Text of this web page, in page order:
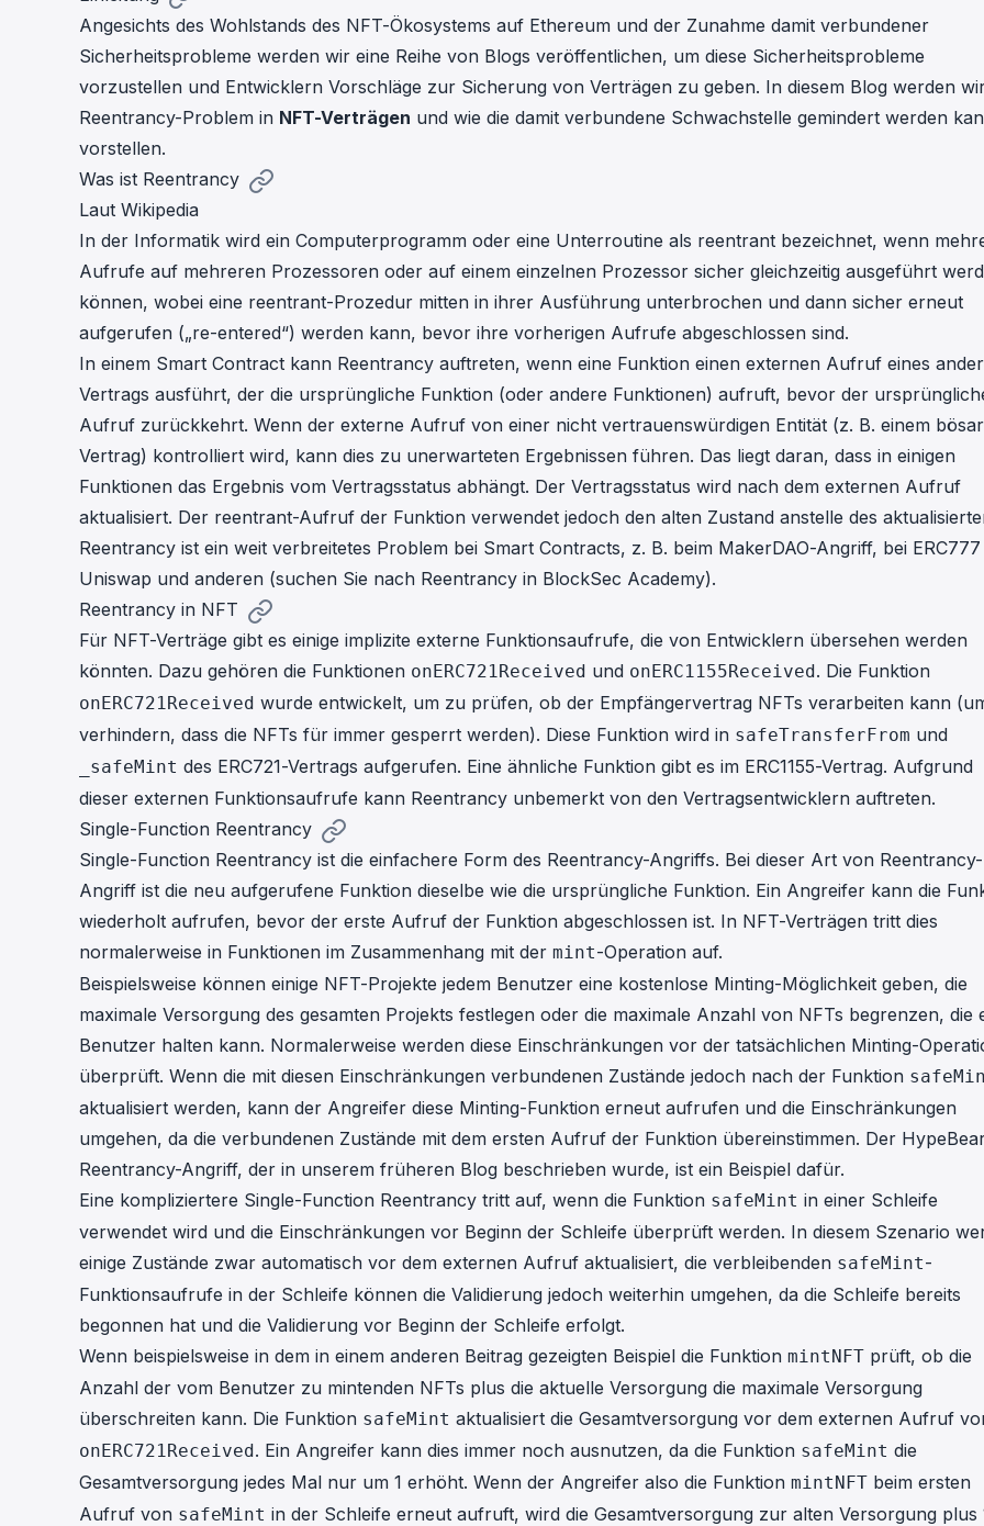
Visualize, simulate, and debug on-
chain transactions with an intuitive
chain investigations.
Crypto AML API
Address labels, risk scoring, and
Angesichts des Wohlstands des NFT-Ökosystems auf Ethereum und der Zunahme damit verbundener
Sicherheitsprobleme werden wir eine Reihe von Blogs veröffentlichen, um diese Sicherheitsprobleme
vorzustellen und Entwicklern Vorschläge zur Sicherung von Verträgen zu geben. In diesem Blog werden
Reentrancy-Problem in NFT-Verträgen und wie die damit verbundene Schwachstelle gemindert werden
vorstellen.
Was ist Reentrancy
Laut Wikipedia
In der Informatik wird ein Computerprogramm oder eine Unterroutine als reentrant bezeichnet, wenn
Aufrufe auf mehreren Prozessoren oder auf einem einzelnen Prozessor sicher gleichzeitig ausgeführt
können, wobei eine reentrant-Prozedur mitten in ihrer Ausführung unterbrochen und dann sicher erneut
aufgerufen („re-entered“) werden kann, bevor ihre vorherigen Aufrufe abgeschlossen sind.
In einem Smart Contract kann Reentrancy auftreten, wenn eine Funktion einen externen Aufruf eines
Vertrags ausführt, der die ursprüngliche Funktion (oder andere Funktionen) aufruft, bevor der
Aufruf zurückkehrt. Wenn der externe Aufruf von einer nicht vertrauenswürdigen Entität (z. B. einem
Vertrag) kontrolliert wird, kann dies zu unerwarteten Ergebnissen führen. Das liegt daran, dass in einigen
Funktionen das Ergebnis vom Vertragsstatus abhängt. Der Vertragsstatus wird nach dem externen Aufruf
aktualisiert. Der reentrant-Aufruf der Funktion verwendet jedoch den alten Zustand anstelle des
Reentrancy ist ein weit verbreitetes Problem bei Smart Contracts, z. B. beim MakerDAO-Angriff, bei
Uniswap und anderen (suchen Sie nach Reentrancy in BlockSec Academy).
Reentrancy in NFT
Für NFT-Verträge gibt es einige implizite externe Funktionsaufrufe, die von Entwicklern übersehen werden
könnten. Dazu gehören die Funktionen onERC721Received und onERC1155Received. Die Funktion
onERC721Received wurde entwickelt, um zu prüfen, ob der Empfängervertrag NFTs verarbeiten kann
verhindern, dass die NFTs für immer gesperrt werden). Diese Funktion wird in safeTransferFrom und
_safeMint des ERC721-Vertrags aufgerufen. Eine ähnliche Funktion gibt es im ERC1155-Vertrag. Aufgrund
dieser externen Funktionsaufrufe kann Reentrancy unbemerkt von den Vertragsentwicklern auftreten.
Single-Function Reentrancy
Single-Function Reentrancy ist die einfachere Form des Reentrancy-Angriffs. Bei dieser Art von Reentrancy-
Angriff ist die neu aufgerufene Funktion dieselbe wie die ursprüngliche Funktion. Ein Angreifer kann die
wiederholt aufrufen, bevor der erste Aufruf der Funktion abgeschlossen ist. In NFT-Verträgen tritt dies
normalerweise in Funktionen im Zusammenhang mit der mint-Operation auf.
Beispielsweise können einige NFT-Projekte jedem Benutzer eine kostenlose Minting-Möglichkeit geben, die
maximale Versorgung des gesamten Projekts festlegen oder die maximale Anzahl von NFTs begrenzen, die
Benutzer halten kann. Normalerweise werden diese Einschränkungen vor der tatsächlichen Minting-
überprüft. Wenn die mit diesen Einschränkungen verbundenen Zustände jedoch nach der Funktion
aktualisiert werden, kann der Angreifer diese Minting-Funktion erneut aufrufen und die Einschränkungen
umgehen, da die verbundenen Zustände mit dem ersten Aufruf der Funktion übereinstimmen. Der
Reentrancy-Angriff, der in unserem früheren Blog beschrieben wurde, ist ein Beispiel dafür.
Eine kompliziertere Single-Function Reentrancy tritt auf, wenn die Funktion safeMint in einer Schleife
verwendet wird und die Einschränkungen vor Beginn der Schleife überprüft werden. In diesem Szenario
einige Zustände zwar automatisch vor dem externen Aufruf aktualisiert, die verbleibenden safeMint-
Funktionsaufrufe in der Schleife können die Validierung jedoch weiterhin umgehen, da die Schleife bereits
begonnen hat und die Validierung vor Beginn der Schleife erfolgt.
Wenn beispielsweise in dem in einem anderen Beitrag gezeigten Beispiel die Funktion mintNFT prüft, ob die
Anzahl der vom Benutzer zu mintenden NFTs plus die aktuelle Versorgung die maximale Versorgung
überschreiten kann. Die Funktion safeMint aktualisiert die Gesamtversorgung vor dem externen Aufruf
onERC721Received. Ein Angreifer kann dies immer noch ausnutzen, da die Funktion safeMint die
Gesamtversorgung jedes Mal nur um 1 erhöht. Wenn der Angreifer also die Funktion mintNFT beim ersten
Aufruf von safeMint in der Schleife erneut aufruft, wird die Gesamtversorgung zur alten Versorgung plus